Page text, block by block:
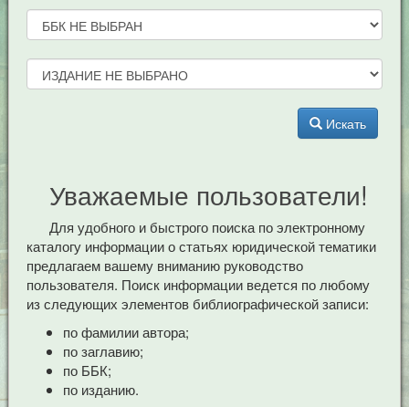
Искать
Уважаемые пользователи!
Для удобного и быстрого поиска по электронному
каталогу информации о статьях юридической тематики
предлагаем вашему вниманию руководство
пользователя. Поиск информации ведется по любому
из следующих элементов библиографической записи:
по фамилии автора;
по заглавию;
по ББК;
по изданию.